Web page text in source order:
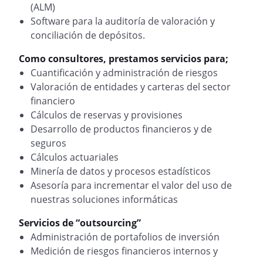
(ALM)
Software para la auditoría de valoración y
conciliación de depósitos.
Como consultores, prestamos servicios para;
Cuantificación y administración de riesgos
Valoración de entidades y carteras del sector
financiero
Cálculos de reservas y provisiones
Desarrollo de productos financieros y de
seguros
Cálculos actuariales
Minería de datos y procesos estadísticos
Asesoría para incrementar el valor del uso de
nuestras soluciones informáticas
Servicios de “outsourcing”
Administración de portafolios de inversión
Medición de riesgos financieros internos y